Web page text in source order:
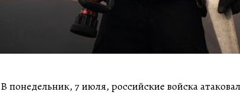
В понедельник, 7 июля, российские войска